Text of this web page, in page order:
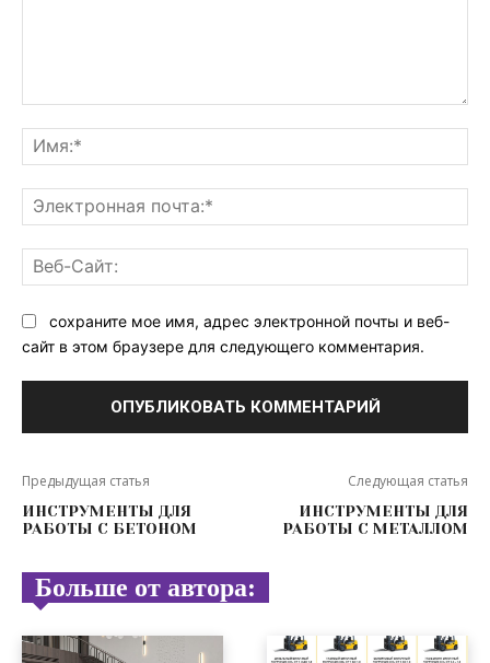
сохраните мое имя, адрес электронной почты и веб-
сайт в этом браузере для следующего комментария.
Предыдущая статья
ИНСТРУМЕНТЫ ДЛЯ
РАБОТЫ С БЕТОНОМ
Следующая статья
ИНСТРУМЕНТЫ ДЛЯ
РАБОТЫ С МЕТАЛЛОМ
Больше от автора: